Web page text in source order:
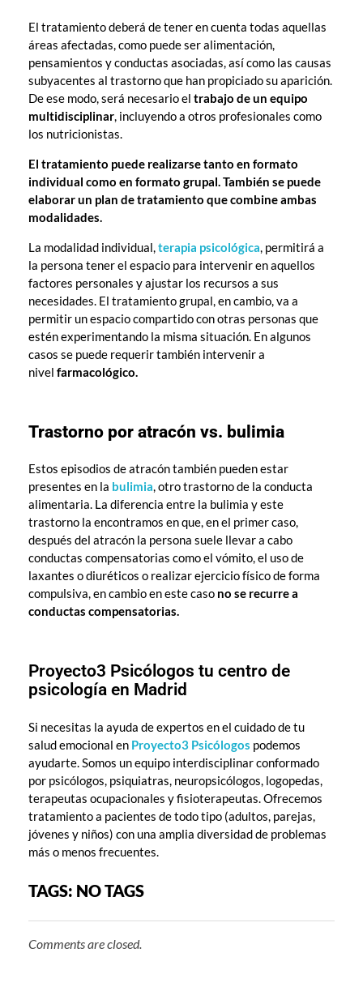
El tratamiento deberá de tener en cuenta todas aquellas
áreas afectadas, como puede ser alimentación,
pensamientos y conductas asociadas, así como las causas
subyacentes al trastorno que han propiciado su aparición.
De ese modo, será necesario el trabajo de un equipo
multidisciplinar, incluyendo a otros profesionales como
los nutricionistas.
El tratamiento puede realizarse tanto en formato
individual como en formato grupal. También se puede
elaborar un plan de tratamiento que combine ambas
modalidades.
La modalidad individual,terapia psicológica, permitirá a
la persona tener el espacio para intervenir en aquellos
factores personales y ajustar los recursos a sus
necesidades. El tratamiento grupal, en cambio, va a
permitir un espacio compartido con otras personas que
estén experimentando la misma situación. En algunos
casos se puede requerir también intervenir a
nivel farmacológico.
Trastorno por atracón vs. bulimia
Estos episodios de atracón también pueden estar
presentes en la bulimia, otro trastorno de la conducta
alimentaria. La diferencia entre la bulimia y este
trastorno la encontramos en que, en el primer caso,
después del atracón la persona suele llevar a cabo
conductas compensatorias como el vómito, el uso de
laxantes o diuréticos o realizar ejercicio físico de forma
compulsiva, en cambio en este caso no se recurre a
conductas compensatorias.
Proyecto3 Psicólogos tu centro de
psicología en Madrid
Si necesitas la ayuda de expertos en el cuidado de tu
salud emocional en Proyecto3 Psicólogos podemos
ayudarte. Somos un equipo interdisciplinar conformado
por psicólogos, psiquiatras, neuropsicólogos, logopedas,
terapeutas ocupacionales y fisioterapeutas. Ofrecemos
tratamiento a pacientes de todo tipo (adultos, parejas,
jóvenes y niños) con una amplia diversidad de problemas
más o menos frecuentes.
TAGS: NO TAGS
Comments are closed.